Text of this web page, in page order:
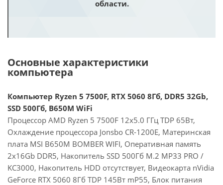
области.
Основные характеристики
компьютера
Компьютер Ryzen 5 7500F, RTX 5060 8Гб, DDR5 32Gb,
SSD 500Гб, B650M WiFi
Процессор AMD Ryzen 5 7500F 12x5.0 ГГц TDP 65Вт,
Охлаждение процессора Jonsbo CR-1200E, Материнская
плата MSI B650M BOMBER WIFI, Оперативная память
2x16Gb DDR5, Накопитель SSD 500Гб M.2 MP33 PRO /
KC3000, Накопитель HDD отсутствует, Видеокарта nVidia
GeForce RTX 5060 8Гб TDP 145Вт mP55, Блок питания